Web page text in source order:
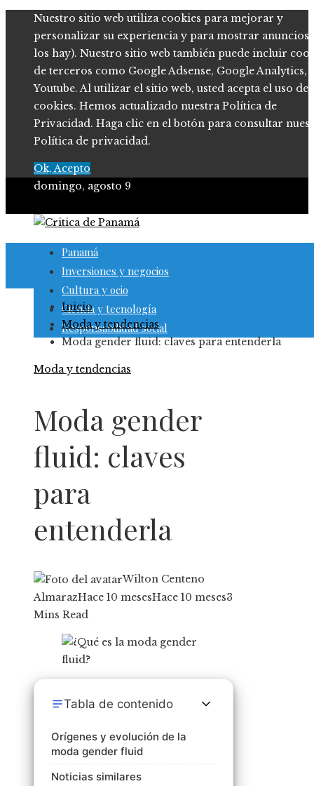
Nuestro sitio web utiliza cookies para mejorar y
personalizar su experiencia y para mostrar anuncios
los hay). Nuestro sitio web también puede incluir
de terceros como Google Adsense, Google Analytics,
Youtube. Al utilizar el sitio web, usted acepta el uso de
cookies. Hemos actualizado nuestra Política de
Privacidad. Haga clic en el botón para consultar
Política de privacidad.
Ok, Acepto
domingo, agosto 9
Panamá
Inversiones y negocios
Cultura y ocio
Ciencia y tecnología
Responsabilidad social
Inicio
Moda y tendencias
Moda gender fluid: claves para entenderla
Moda y tendencias
Moda gender
fluid: claves
para
entenderla
Wilton Centeno
AlmarazHace 10 mesesHace 10 meses3
Mins Read
Tabla de contenido
Orígenes y evolución de la
moda gender fluid
Noticias similares